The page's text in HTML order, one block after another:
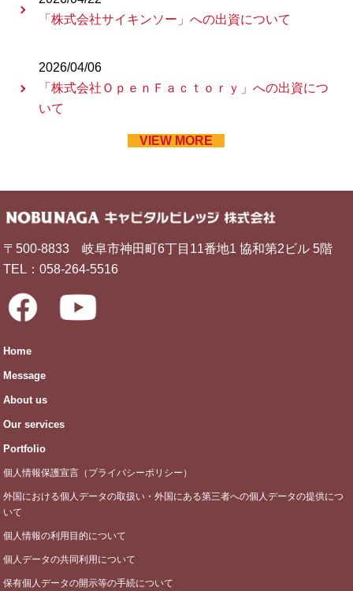
「株式会社サイキンソー」への出資について
2026/04/06
「株式会社ＯｐｅｎＦａｃｔｏｒｙ」への出資につ
いて
VIEW MORE
〒500-8833 岐阜市神田町6丁目11番地1 協和第2ビル 5階
TEL：058-264-5516
Home
Message
About us
Our services
Portfolio
個人情報保護宣言（プライバシーポリシー）
外国における個人データの取扱い・外国にある第三者への個人データの提供につ
いて
個人情報の利用目的について
個人データの共同利用について
保有個人データの開示等の手続について